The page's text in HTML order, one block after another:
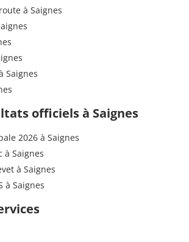
à Saignes
Saignes
officiels à Saignes
2026 à Saignes
à Saignes
à Saignes
à Saignes